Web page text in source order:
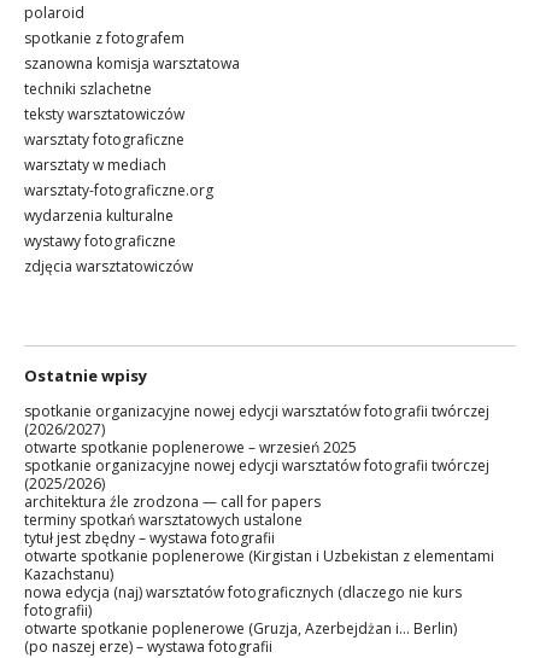
polaroid
spotkanie z fotografem
szanowna komisja warsztatowa
techniki szlachetne
teksty warsztatowiczów
warsztaty fotograficzne
warsztaty w mediach
warsztaty-fotograficzne.org
wydarzenia kulturalne
wystawy fotograficzne
zdjęcia warsztatowiczów
Ostatnie wpisy
spotkanie organizacyjne nowej edycji warsztatów fotografii twórczej
(2026/2027)
otwarte spotkanie poplenerowe – wrzesień 2025
spotkanie organizacyjne nowej edycji warsztatów fotografii twórczej
(2025/2026)
architektura źle zrodzona — call for papers
terminy spotkań warsztatowych ustalone
tytuł jest zbędny – wystawa fotografii
otwarte spotkanie poplenerowe (Kirgistan i Uzbekistan z elementami
Kazachstanu)
nowa edycja (naj) warsztatów fotograficznych (dlaczego nie kurs
fotografii)
otwarte spotkanie poplenerowe (Gruzja, Azerbejdżan i… Berlin)
(po naszej erze) – wystawa fotografii